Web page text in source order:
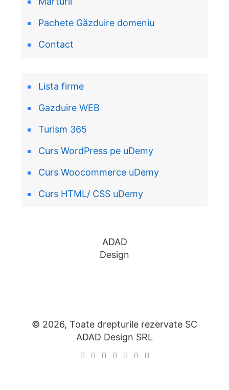
Pachete Găzduire domeniu
Contact
Lista firme
Gazduire WEB
Turism 365
Curs WordPress pe uDemy
Curs Woocommerce uDemy
Curs HTML/ CSS uDemy
ADAD
Design
© 2026, Toate drepturile rezervate SC
ADAD Design SRL